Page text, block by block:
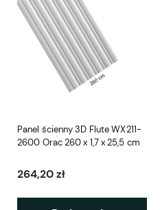
Panel ścienny 3D Flute WX211-
2600 Orac 260 x 1,7 x 25,5 cm
264,20 zł